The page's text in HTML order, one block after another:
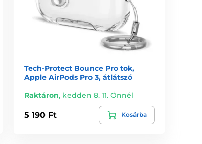
Tech-Protect Bounce Pro tok,
Apple AirPods Pro 3, átlátszó
Raktáron, kedden 8. 11. Önnél
5 190 Ft Kosárba